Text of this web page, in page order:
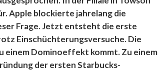
Apple blockierte jahrelang die
Frage. Jetzt entsteht die erste
Einschüchterungsversuche. Die
einem Dominoeffekt kommt. Zu einem
der ersten Starbucks-